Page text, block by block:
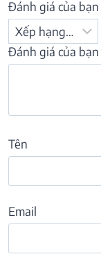
Đánh giá của bạn
Đánh giá của bạn
Tên
Email